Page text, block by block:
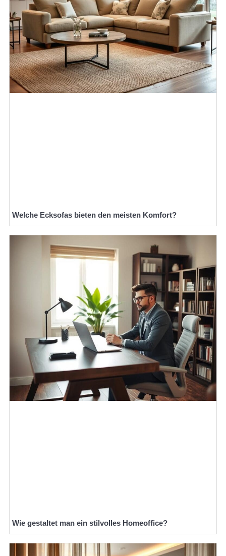
Welche Ecksofas bieten den meisten Komfort?
Wie gestaltet man ein stilvolles Homeoffice?